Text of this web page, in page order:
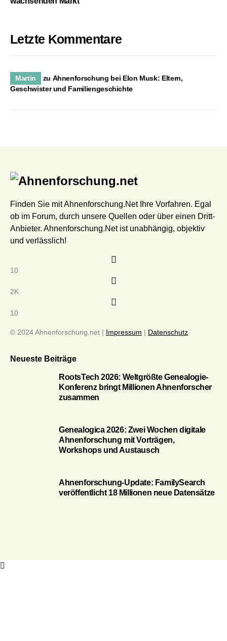
Letzte Kommentare
Martin zu Ahnenforschung bei Elon Musk: Eltern,
Geschwister und Familiengeschichte
Finden Sie mit Ahnenforschung.Net Ihre Vorfahren. Egal
ob im Forum, durch unsere Quellen oder über einen Dritt-
Anbieter. Ahnenforschung.Net ist unabhängig, objektiv
und verlässlich!
10
2K
10
© 2024 Ahnenforschung.net | Impressum | Datenschutz
Neueste Beiträge
RootsTech 2026: Weltgrößte Genealogie-
Konferenz bringt Millionen Ahnenforscher
zusammen
Genealogica 2026: Zwei Wochen digitale
Ahnenforschung mit Vorträgen,
Workshops und Austausch
Ahnenforschung-Update: FamilySearch
veröffentlicht 18 Millionen neue Datensätze